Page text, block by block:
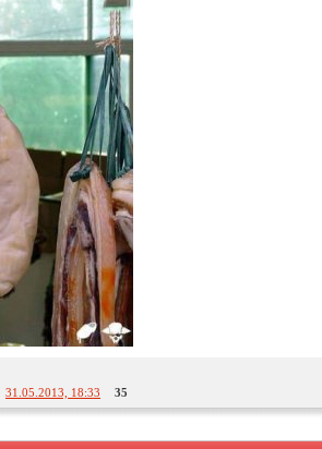
31.05.2013, 18:33 35